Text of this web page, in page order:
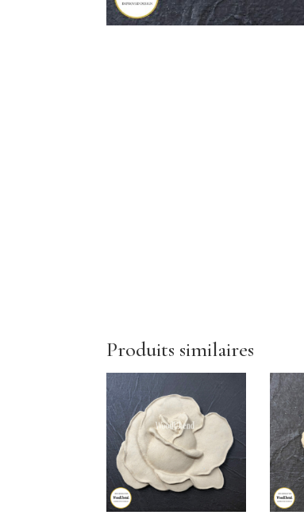
Produits similaires